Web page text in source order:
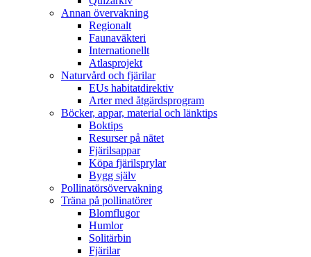
Annan övervakning
Regionalt
Faunaväkteri
Internationellt
Atlasprojekt
Naturvård och fjärilar
EUs habitatdirektiv
Arter med åtgärdsprogram
Böcker, appar, material och länktips
Boktips
Resurser på nätet
Fjärilsappar
Köpa fjärilsprylar
Bygg själv
Pollinatörsövervakning
Träna på pollinatörer
Blomflugor
Humlor
Solitärbin
Fjärilar